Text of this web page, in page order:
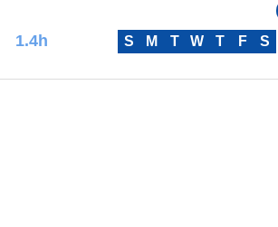
1.4h S M T W T F S